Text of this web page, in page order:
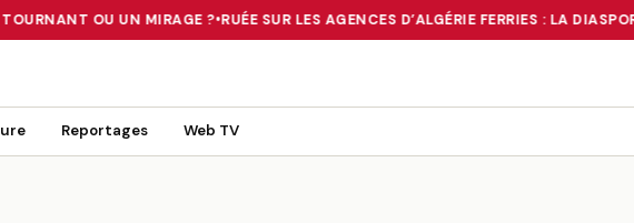
OU UN MIRAGE ? •RUÉE SUR LES AGENCES D’ALGÉRIE FERRIES : LA
TOURNANT OU UN MIRAGE ?•RUÉE SUR LES AGENCES D’ALGÉRIE FERRIES : LA
Reportages Web TV